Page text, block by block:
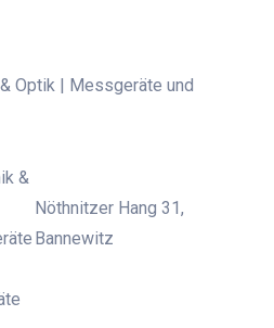
Optik | Messgeräte und
&
Nöthnitzer Hang 31,
Bannewitz